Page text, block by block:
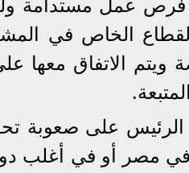
فرص عمل مستدامة
الخاص في
الاتفاق معها
على صعوبة
مصر أو في أغلب دول